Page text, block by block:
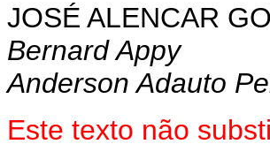
JOSÉ ALENCAR
Bernard Appy
Anderson Adauto
Este texto não